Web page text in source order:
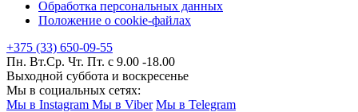
Обработка персональных данных
Положение о cookie-файлах
+375 (33) 650-09-55
Пн. Вт.Ср. Чт. Пт. с 9.00 -18.00
Выходной суббота и воскресенье
Мы в социальных сетях:
Мы в Instagram Мы в Viber Мы в Telegram